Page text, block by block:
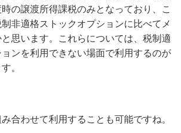
の譲渡所得課税のみとなっており、こ
非適格ストックオプションに比べてメ
思います。これらについては、税制適
ンを利用できない場面で利用するのが
。
合わせて利用することも可能ですね。